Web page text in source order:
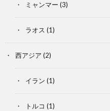
ミャンマー (3)
ラオス (1)
西アジア (2)
イラン (1)
トルコ (1)